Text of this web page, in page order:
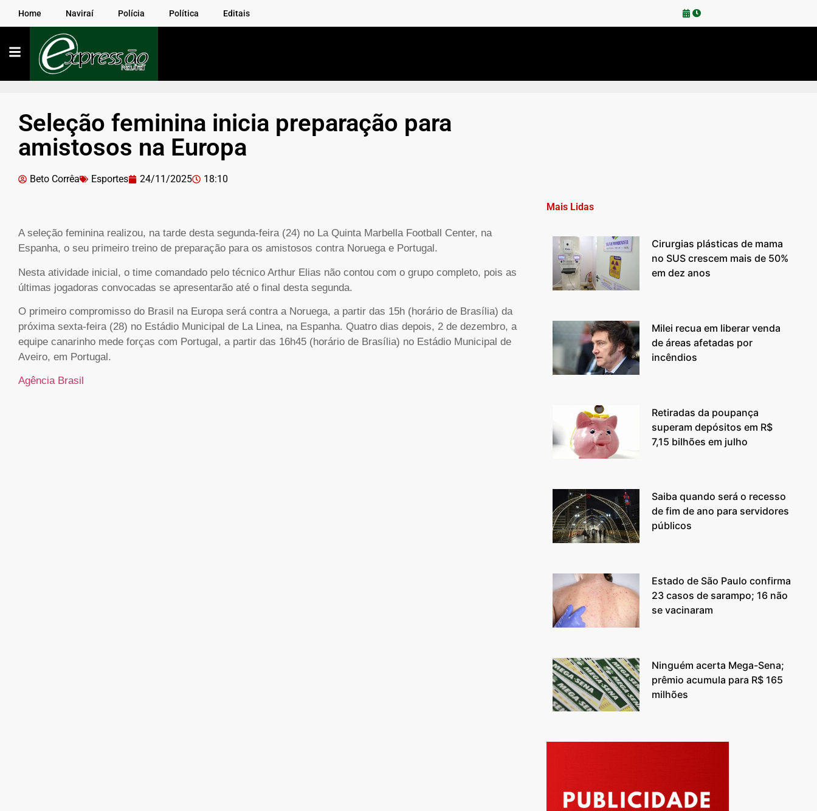
Home Naviraí Polícia Política Editais
Seleção feminina inicia preparação para
amistosos na Europa
Beto Corrêa Esportes 24/11/2025 18:10
A seleção feminina realizou, na tarde desta segunda-feira (24) no La Quinta Marbella Football Center, na
Espanha, o seu primeiro treino de preparação para os amistosos contra Noruega e Portugal.
Nesta atividade inicial, o time comandado pelo técnico Arthur Elias não contou com o grupo completo, pois as
últimas jogadoras convocadas se apresentarão até o final desta segunda.
O primeiro compromisso do Brasil na Europa será contra a Noruega, a partir das 15h (horário de Brasília) da
próxima sexta-feira (28) no Estádio Municipal de La Linea, na Espanha. Quatro dias depois, 2 de dezembro, a
equipe canarinho mede forças com Portugal, a partir das 16h45 (horário de Brasília) no Estádio Municipal de
Aveiro, em Portugal.
Agência Brasil
Mais Lidas
Cirurgias plásticas de mama
no SUS crescem mais de 50%
em dez anos
Milei recua em liberar venda
de áreas afetadas por
incêndios
Retiradas da poupança
superam depósitos em R$
7,15 bilhões em julho
Saiba quando será o recesso
de fim de ano para servidores
públicos
Estado de São Paulo confirma
23 casos de sarampo; 16 não
se vacinaram
Ninguém acerta Mega-Sena;
prêmio acumula para R$ 165
milhões